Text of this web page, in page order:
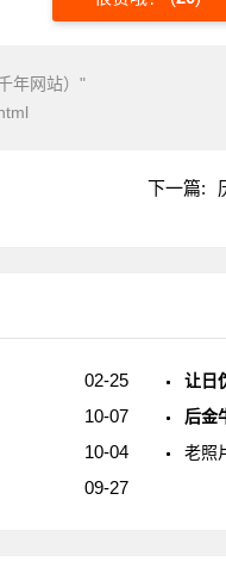
年网站）"
下一篇:
02-25 让日
10-07 后金
10-04 老照
09-27